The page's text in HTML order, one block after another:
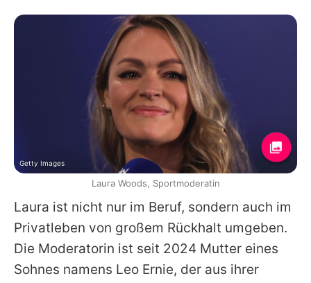
Laura ist nicht nur im Beruf, sondern auch im
Privatleben von großem Rückhalt umgeben.
Die Moderatorin ist seit 2024 Mutter eines
Sohnes namens Leo Ernie, der aus ihrer
Getty Images
Laura Woods, Sportmoderatin